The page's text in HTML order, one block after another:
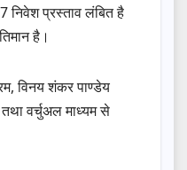
निवेश प्रस्ताव लंबित है
है।
विनय शंकर पाण्डेय
तथा वर्चुअल माध्यम से